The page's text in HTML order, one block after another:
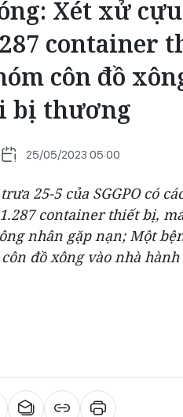
Xét xử
container
côn đồ
bị thương
25/05/2023 05:00
25-5 của SGGPO có
container thiết bị,
nhân gặp nạn; Một
đồ xông vào nhà